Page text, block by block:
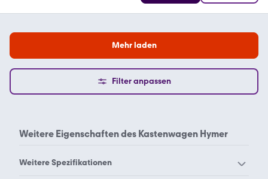
Mehr laden
Filter anpassen
Weitere Eigenschaften des Kastenwagen Hymer
Weitere Spezifikationen